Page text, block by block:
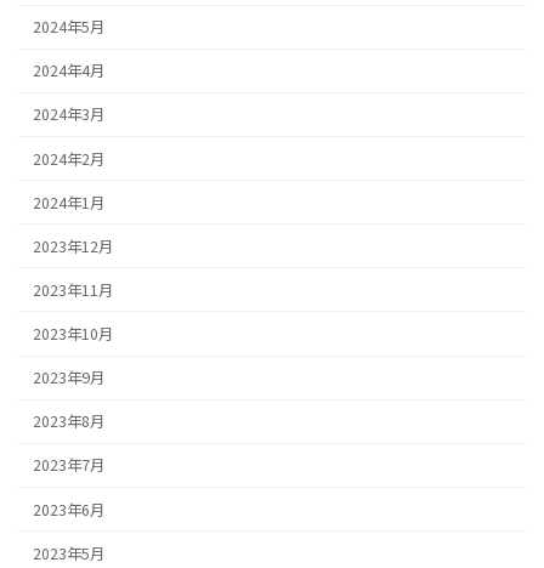
2024年5月
2024年4月
2024年3月
2024年2月
2024年1月
2023年12月
2023年11月
2023年10月
2023年9月
2023年8月
2023年7月
2023年6月
2023年5月